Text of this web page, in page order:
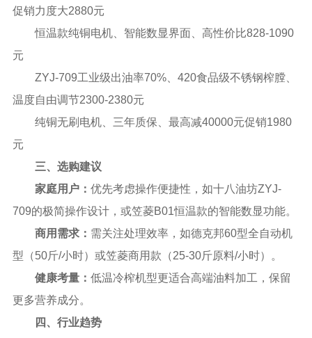
促销力度大2880元
恒温款纯铜电机、智能数显界面、高性价比828-1090
元
ZYJ-709工业级出油率70%、420食品级不锈钢榨膛、
温度自由调节2300-2380元
纯铜无刷电机、三年质保、最高减40000元促销1980
元
三、选购建议
家庭用户‌： 优先考虑操作便捷性，如十八油坊ZYJ-
709的极简操作设计，或笠菱B01恒温款的智能数显功能。
商用需求‌： 需关注处理效率，如德克邦60型全自动机
型（50斤/小时）或笠菱商用款（25-30斤原料/小时）。
健康考量‌： 低温冷榨机型更适合高端油料加工，保留
更多营养成分。
四、行业趋势